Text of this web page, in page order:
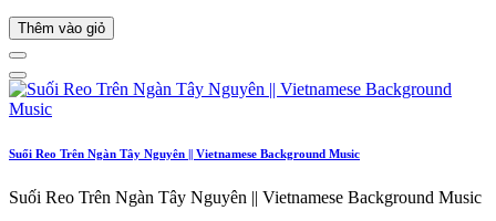
Thêm vào giỏ
Suối Reo Trên Ngàn Tây Nguyên || Vietnamese Background Music
Suối Reo Trên Ngàn Tây Nguyên || Vietnamese Background Music